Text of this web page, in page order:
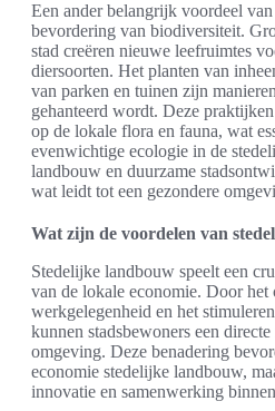
Een ander belangrijk voordeel
bevordering van biodiversiteit.
stad creëren nieuwe leefruimtes
diersoorten. Het planten van
van parken en tuinen zijn
gehanteerd wordt. Deze
op de lokale flora en fauna, wat
evenwichtige ecologie in de
landbouw en duurzame
wat leidt tot een gezondere
Wat zijn de voordelen van
Stedelijke landbouw speelt een
van de lokale economie. Door het
werkgelegenheid en het
kunnen stadsbewoners een
omgeving. Deze benadering
economie stedelijke landbouw,
innovatie en samenwerking